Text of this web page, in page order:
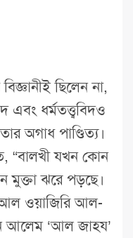
ছিলেন না,
ধর্মতত্ত্ববিদও
অগাধ পাণ্ডিত্য।
“বালখী যখন কোন
ঝরে পড়ছে।
আল ওয়াজিরি আল-
আলেম ‘আল জাহয’